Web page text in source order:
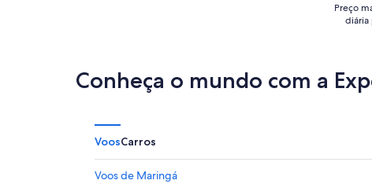
Preço
diária
Conheça o mundo com a
VoosCarros
Voos de Maringá